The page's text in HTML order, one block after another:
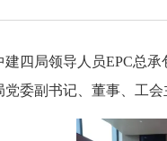
局领导人员EPC总承
党委副书记、董事、工